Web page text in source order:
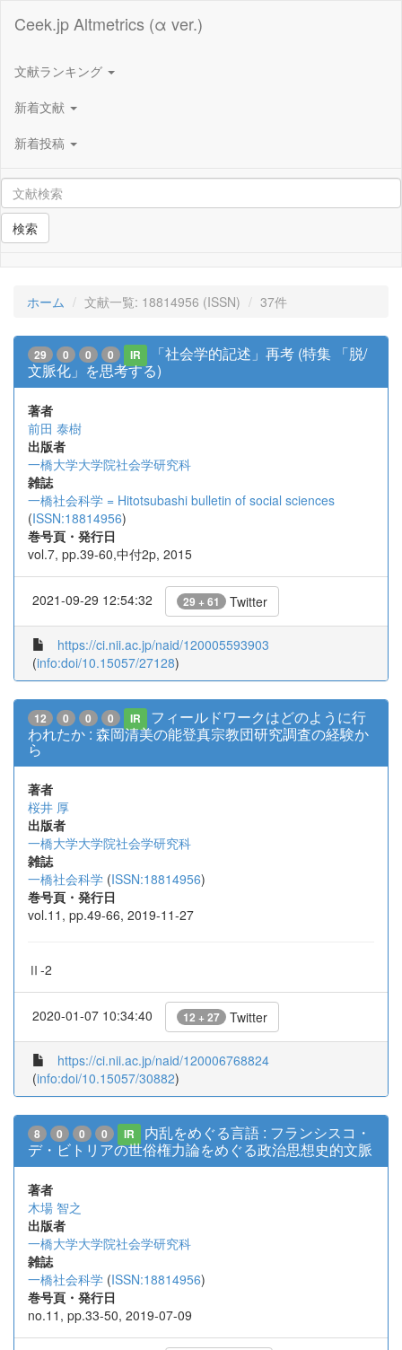
Ceek.jp Altmetrics (α ver.)
文献ランキング
新着文献
新着投稿
検索
ホーム 文献一覧: 18814956 (ISSN) 37件
29 0 0 0 IR
「社会学的記述」再考 (特集 「脱/
文脈化」を思考する)
著者
前田 泰樹
出版者
一橋大学大学院社会学研究科
雑誌
一橋社会科学 = Hitotsubashi bulletin of social sciences
(ISSN:18814956)
巻号頁・発行日
vol.7, pp.39-60,中付2p, 2015
2021-09-29 12:54:32 29 + 61 Twitter
https://ci.nii.ac.jp/naid/120005593903
(info:doi/10.15057/27128)
12 0 0 0 IR
フィールドワークはどのように行
われたか : 森岡清美の能登真宗教団研究調査の経験か
ら
著者
桜井 厚
出版者
一橋大学大学院社会学研究科
雑誌
一橋社会科学 (ISSN:18814956)
巻号頁・発行日
vol.11, pp.49-66, 2019-11-27
Ⅱ-2
2020-01-07 10:34:40 12 + 27 Twitter
https://ci.nii.ac.jp/naid/120006768824
(info:doi/10.15057/30882)
8 0 0 0 IR
内乱をめぐる言語 : フランシスコ・
デ・ビトリアの世俗権力論をめぐる政治思想史的文脈
著者
木場 智之
出版者
一橋大学大学院社会学研究科
雑誌
一橋社会科学 (ISSN:18814956)
巻号頁・発行日
no.11, pp.33-50, 2019-07-09